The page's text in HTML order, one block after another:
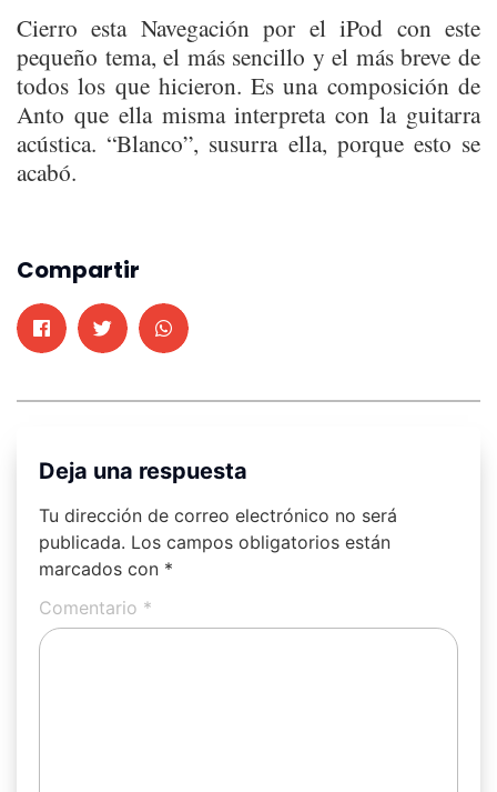
Cierro esta Navegación por el iPod con este
pequeño tema, el más sencillo y el más breve de
todos los que hicieron. Es una composición de
Anto que ella misma interpreta con la guitarra
acústica. “Blanco”, susurra ella, porque esto se
acabó.
Compartir
Deja una respuesta
Tu dirección de correo electrónico no será
publicada. Los campos obligatorios están
marcados con *
Comentario *